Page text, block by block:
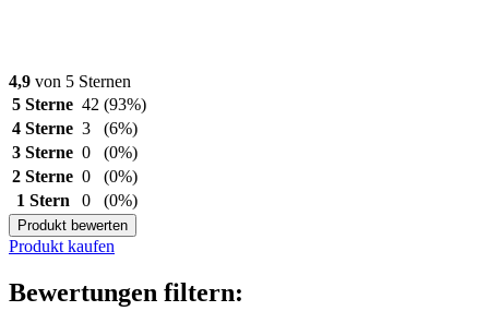
4,9 von 5 Sternen
5 Sterne 42 (93%)
4 Sterne 3
(6%)
3 Sterne 0
(0%)
2 Sterne 0
(0%)
1 Stern
0 (0%)
Produkt bewerten
Produkt kaufen
Bewertungen filtern: